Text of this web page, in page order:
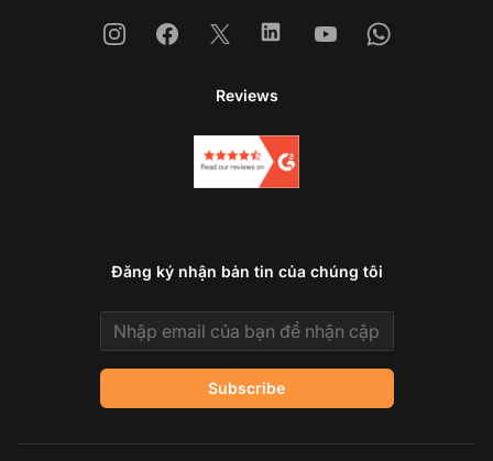
InstagramFacebook
X LinkedinYoutubeWhatsapp
Reviews
Đăng ký nhận bản tin của chúng tôi
Email address
Subscribe